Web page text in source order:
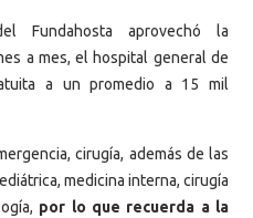
Fundahosta aprovechó la
a mes, el hospital general de
a un promedio a 15 mil
cirugía, además de las
medicina interna, cirugía
por lo que recuerda a la